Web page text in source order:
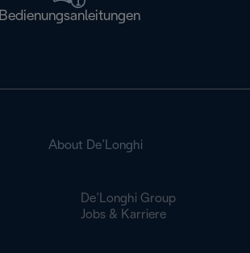
Bedienungsanleitungen
About De’Longhi
De’Longhi Group
Jobs & Karriere